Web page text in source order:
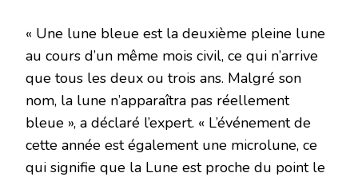
« Une lune bleue est la deuxième pleine lune
au cours d’un même mois civil, ce qui n’arrive
que tous les deux ou trois ans. Malgré son
nom, la lune n’apparaîtra pas réellement
bleue », a déclaré l’expert. « L’événement de
cette année est également une microlune, ce
qui signifie que la Lune est proche du point le